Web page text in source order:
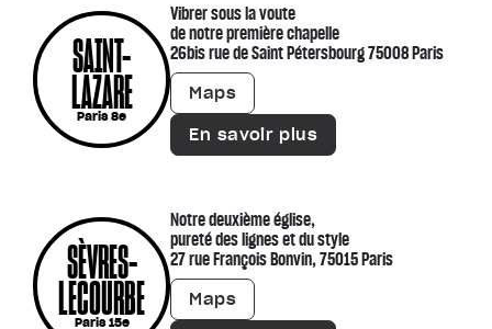
SAINT-
LAZARE
Paris 8e
Vibrer sous la voute
de notre première chapelle
26bis rue de Saint Pétersbourg 75008 Paris
Maps
En savoir plus
SÈVRES-
LECOURBE
Paris 15e
Notre deuxième église,
pureté des lignes et du style
27 rue François Bonvin, 75015 Paris
Maps